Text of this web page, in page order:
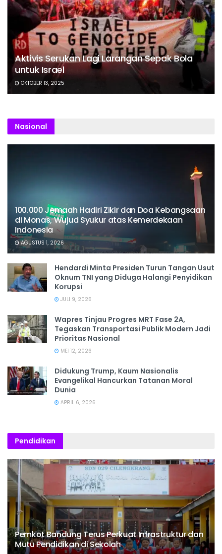
Aktivis Serukan Lagi Larangan Sepak Bola
untuk Israel
OKTOBER 13, 2025
Nasional
100.000 Jemaah Hadiri Zikir dan Doa Kebangsaan
di Monas, Wujud Syukur atas Kemerdekaan
Indonesia
AGUSTUS 1, 2026
Hendardi Minta Presiden Turun Tangan Usut
Oknum TNI yang Diduga Halangi Penyidikan
Korupsi
JULI 9, 2026
Wapres Tinjau Progres MRT Fase 2A,
Tegaskan Transportasi Publik Modern Jadi
Prioritas Nasional
MEI 12, 2026
Didukung Trump, Kaum Nasionalis
Evangelikal Hancurkan Tatanan Moral
Dunia
APRIL 6, 2026
Pendidikan
Pemkot Bandung Terus Perkuat Infrastruktur dan
Mutu Pendidikan di Sekolah